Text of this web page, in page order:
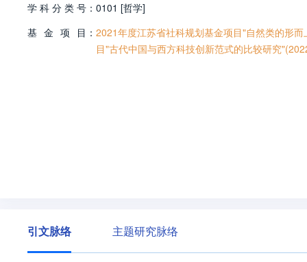
学 科 分 类 号： 0101 [哲学]
基 金 项 目： 2021年度江苏省社科规划基金项目"自然类的形
目"古代中国与西方科技创新范式的比较研究
引文脉络 主题研究脉络